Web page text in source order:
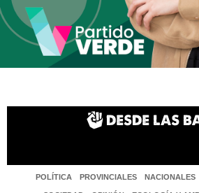
POLÍTICA PROVINCIALES NACIONALES